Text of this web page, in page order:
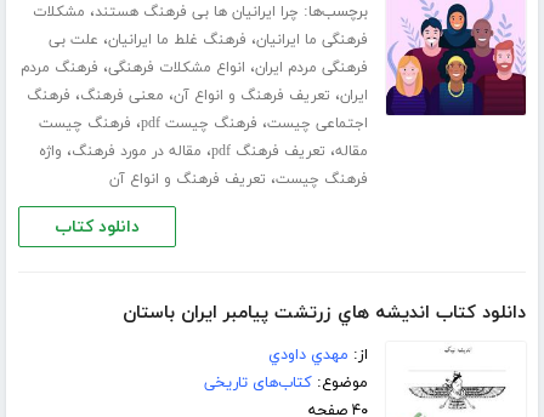
برچسب‌ها: چرا ایرانیان ها بی فرهنگ هستند، مشکلات
فرهنگی ما ایرانیان، فرهنگ غلط ما ایرانیان، علت بی
فرهنگی مردم ایران، انواع مشکلات فرهنگی، فرهنگ مردم
ایران، تعریف فرهنگ و انواع آن، معنی فرهنگ، فرهنگ
اجتماعی چیست، فرهنگ چیست pdf ، فرهنگ چیست
مقاله، تعریف فرهنگ pdf ، مقاله در مورد فرهنگ، واژه
فرهنگ چیست، تعریف فرهنگ و انواع آن
دانلود کتاب
دانلود کتاب انديشه هاي زرتشت پيامبر ايران باستان
از: مهدي داودي
موضوع:کتاب‌های تاریخی
۴۰ صفحه